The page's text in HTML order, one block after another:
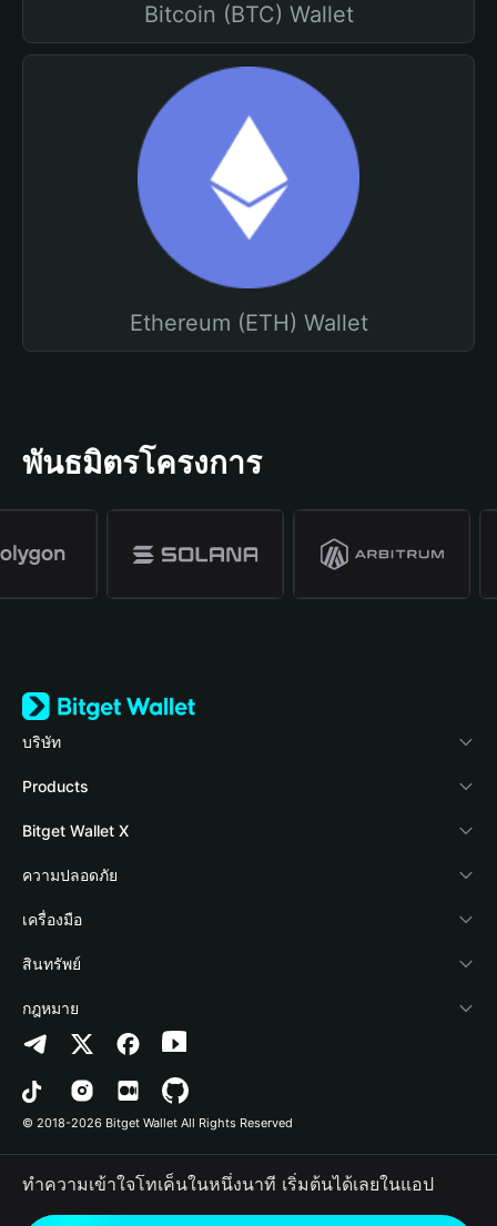
Bitcoin (BTC) Wallet
Ethereum (ETH) Wallet
พันธมิตรโครงการ
บริษัท
เกี่ยวกับ Bitget Wallet
Blog
Academy
ข่าวสารด้านคริปโต
ศูนย์ช่วยเหลือ
ติดต่อเรา
ทรัพยากรข้อมูลของแบรนด์
อาชีพ
Products
Crypto Card
Stablecoin Earn
Payfi Crypto
Crypto Swap API
Altcoin Season Index
Prediction Markets
DApp
RWA
Bitget Wallet X
นักพัฒนา
เชื่อมต่อ Wallet
Bitget Wallet Pay
ลิสต์โปรเจกต์
ความปลอดภัย
Protection Fund
เทคโนโลยีความปลอดภัย
เครื่องมือ
ซื้อคริปโต
การตรวจจับการอนุญาต
การตรวจจับสัญญา
การโอนเป็นชุด
สินทรัพย์
Arbitrum
Avalanche
Bitcoin
Polygon
กฎหมาย
นโยบายความเป็นส่วนตัว
ข้อตกลงในการใช้บริการ
© 2018-2026 Bitget Wallet All Rights Reserved
ทำความเข้าใจโทเค็นในหนึ่งนาที เริ่มต้นได้เลยในแอป